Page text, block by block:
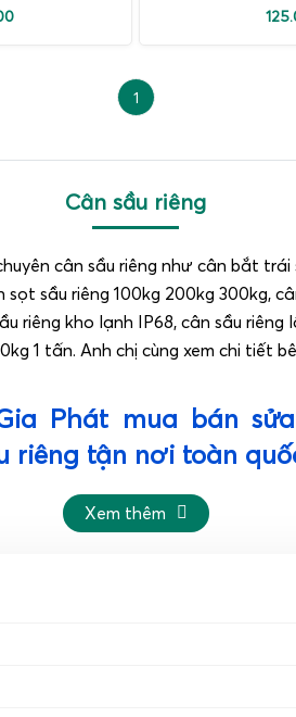
1
Cân sầu riêng
cân sầu riêng như cân bắt trái
sọt sầu riêng 100kg 200kg 300kg,
riêng kho lạnh IP68, cân sầu
1 tấn. Anh chị cùng xem chi tiết
Phát mua bán
riêng tận nơi toàn
cung cấp đầy đủ cân điện
sầu riêng toàn quốc.
Xem thêm